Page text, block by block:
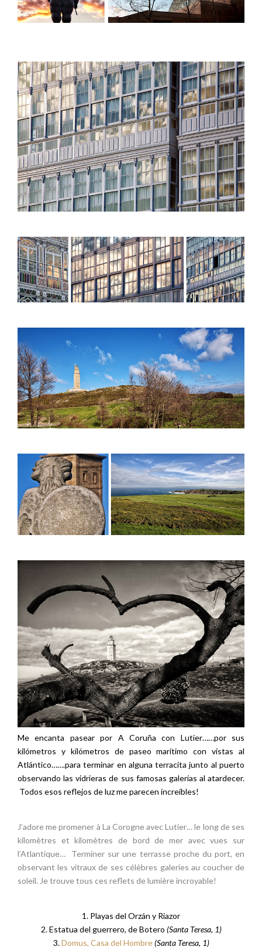
Me encanta pasear por A Coruña con Lutier……por sus
kilómetros y kilómetros de paseo marítimo con vistas al
Atlántico…….para terminar en alguna terracita junto al puerto
observando las vidrieras de sus famosas galerías al atardecer.
Todos esos reflejos de luz me parecen increíbles!
J’adore me promener à La Corogne avec Lutier… le long de ses
kilomètres et kilomètres de bord de mer avec vues sur
l’Atlantique… Terminer sur une terrasse proche du port, en
observant les vitraux de ses célèbres galeries au coucher de
soleil. Je trouve tous ces reflets de lumière incroyable!
1. Playas del Orzán y Riazor
2. Estatua del guerrero, de Botero (Santa Teresa, 1)
3.Domus, Casa del Hombre (Santa Teresa, 1)